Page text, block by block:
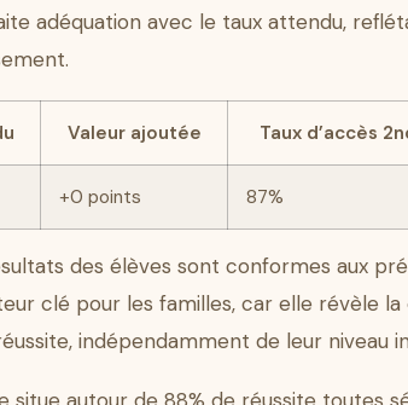
adéquation avec le taux attendu,
Valeur ajoutée Taux d’accès
+0 points 87%
des élèves sont conformes aux
clé pour les familles, car elle révèle
indépendamment de leur niveau